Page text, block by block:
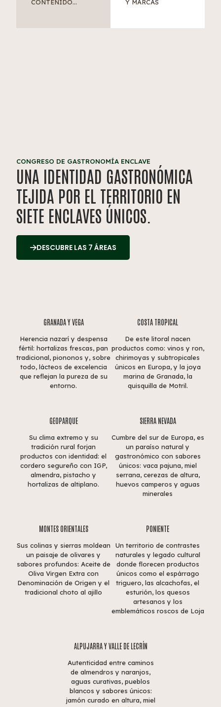
CONTENIDO... Y MARCAS
CONGRESO DE GASTRONOMÍA ENCLAVE
UNA IDENTIDAD GASTRONÓMICA
TEJIDA POR EL TERRITORIO EN
SIETE ENCLAVES ÚNICOS.
DESCUBRE LAS 7 ÁREAS
GRANADA Y VEGA
Herencia nazarí y despensa
fértil: hortalizas frescas, pan
tradicional, piononos y, sobre
todo, lácteos de excelencia
que reflejan la pureza de su
entorno.
COSTA TROPICAL
De este litoral nacen
productos como: vinos y ron,
chirimoyas y subtropicales
únicos en Europa, y la joya
marina de Granada, la
quisquilla de Motril.
GEOPARQUE
Su clima extremo y su
tradición rural forjan
productos con identidad: el
cordero segureño con IGP,
almendra, pistacho y
hortalizas de altiplano.
SIERRA NEVADA
Cumbre del sur de Europa, es
un paraíso natural y
gastronómico con sabores
únicos: vaca pajuna, miel
serrana, cerezas de altura,
huevos camperos y aguas
minerales
MONTES ORIENTALES
Sus colinas y sierras moldean
un paisaje de olivares y
sabores profundos: Aceite de
Oliva Virgen Extra con
Denominación de Origen y el
tradicional choto al ajillo
PONIENTE
Un territorio de contrastes
naturales y legado cultural
donde florecen productos
únicos como el espárrago
triguero, las alcachofas, el
esturión, los quesos
artesanos y los
emblemáticos roscos de Loja
ALPUJARRA Y VALLE DE LECRÍN
Autenticidad entre caminos
de almendros y naranjos,
aguas curativas, pueblos
blancos y sabores únicos:
jamón curado en altura, miel